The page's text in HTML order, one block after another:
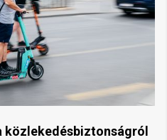
közlekedésbiztonságról